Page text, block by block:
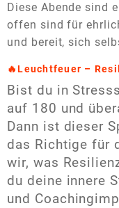
Diese Abende sind
offen sind für
und bereit, sich
🔥Leuchtfeuer –
Bist du in
auf 180 und
Dann ist dieser
das Richtige für
wir, was
du deine innere
und